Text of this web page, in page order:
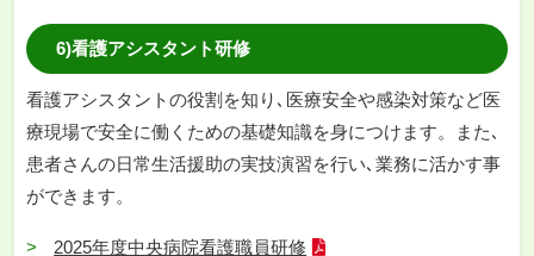
6)看護アシスタント研修
看護アシスタントの役割を知り､医療安全や感染対策など医
療現場で安全に働くための基礎知識を身につけます。また､
患者さんの日常生活援助の実技演習を行い､業務に活かす事
ができます。
2025年度中央病院看護職員研修